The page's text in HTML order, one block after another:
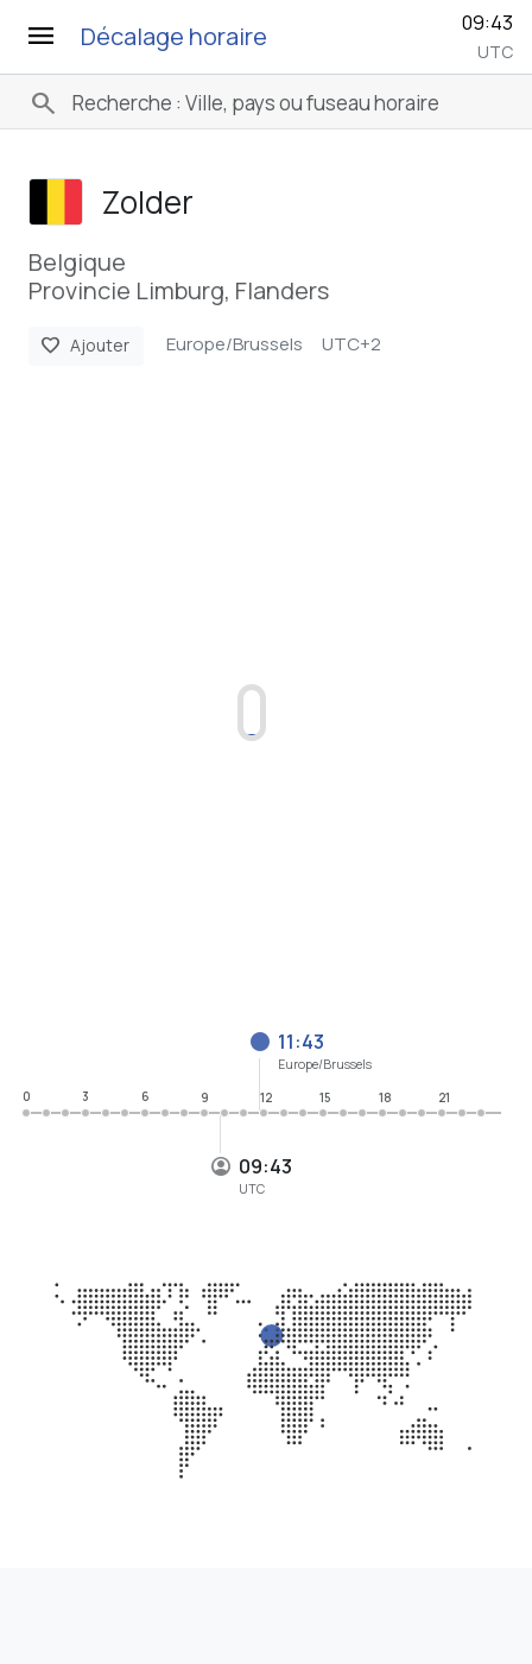
menu Décalage horaire 09:43
UTC
search
Zolder
Belgique
Provincie Limburg, Flanders
favorite Ajouter Europe/Brussels UTC+2
09:43
UTC
11:43
Europe/Brussels
0
3 6 9 12 15 18 21